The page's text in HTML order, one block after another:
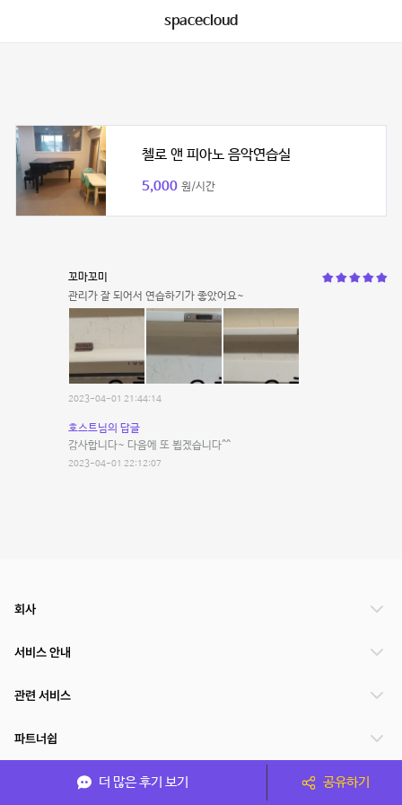
spacecloud
첼로 앤 피아노 음악연습실
5,000 원/시간
꼬마꼬미
관리가 잘 되어서 연습하기가 좋았어요~
2023-04-01 21:44:14
호스트님의 답글
감사합니다~ 다음에 또 뵙겠습니다^^
2023-04-01 22:12:07
더 많은 후기 보기 공유하기
회사
서비스 안내
관련 서비스
파트너쉽
서비스 제공 국가